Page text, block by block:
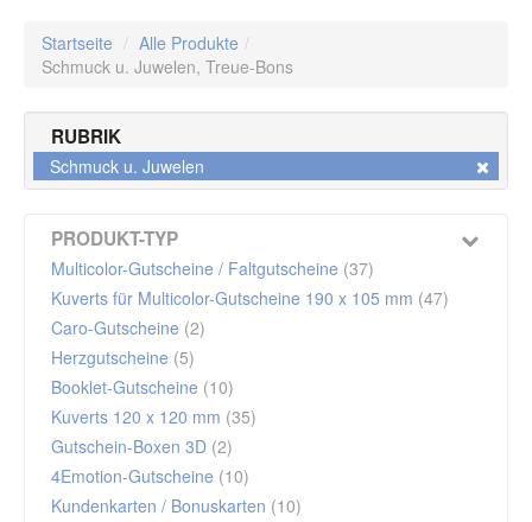
Startseite / Alle Produkte /
Schmuck u. Juwelen, Treue-Bons
RUBRIK
Schmuck u. Juwelen
PRODUKT-TYP
Multicolor-Gutscheine / Faltgutscheine (37)
Kuverts für Multicolor-Gutscheine 190 x 105 mm (47)
Caro-Gutscheine (2)
Herzgutscheine (5)
Booklet-Gutscheine (10)
Kuverts 120 x 120 mm (35)
Gutschein-Boxen 3D (2)
4Emotion-Gutscheine (10)
Kundenkarten / Bonuskarten (10)